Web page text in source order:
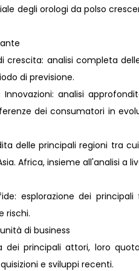
degli orologi da polso
crescita: analisi completa
di previsione.
analisi
dei consumatori in
delle principali regioni tra cui
Africa, insieme all'analisi a
esplorazione dei
rischi.
di business
dei principali attori, loro
e sviluppi recenti.